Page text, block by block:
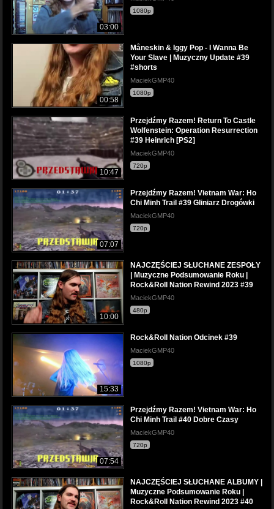
03:00
1080p
00:58
Måneskin & Iggy Pop - I Wanna Be
Your Slave | Muzyczny Update #39
#shorts
MaciekGMP40
1080p
10:47
Przejdźmy Razem! Return To Castle
Wolfenstein: Operation Resurrection
#39 Heinrich [PS2]
MaciekGMP40
720p
07:07
Przejdźmy Razem! Vietnam War: Ho
Chi Minh Trail #39 Gliniarz Drogówki
MaciekGMP40
720p
10:00
NAJCZĘŚCIEJ SŁUCHANE ZESPOŁY
| Muzyczne Podsumowanie Roku |
Rock&Roll Nation Rewind 2023 #39
MaciekGMP40
480p
15:33
Rock&Roll Nation Odcinek #39
MaciekGMP40
1080p
07:54
Przejdźmy Razem! Vietnam War: Ho
Chi Minh Trail #40 Dobre Czasy
MaciekGMP40
720p
NAJCZĘŚCIEJ SŁUCHANE ALBUMY |
Muzyczne Podsumowanie Roku |
Rock&Roll Nation Rewind 2023 #40